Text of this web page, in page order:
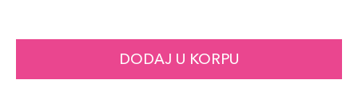
DODAJ U KORPU